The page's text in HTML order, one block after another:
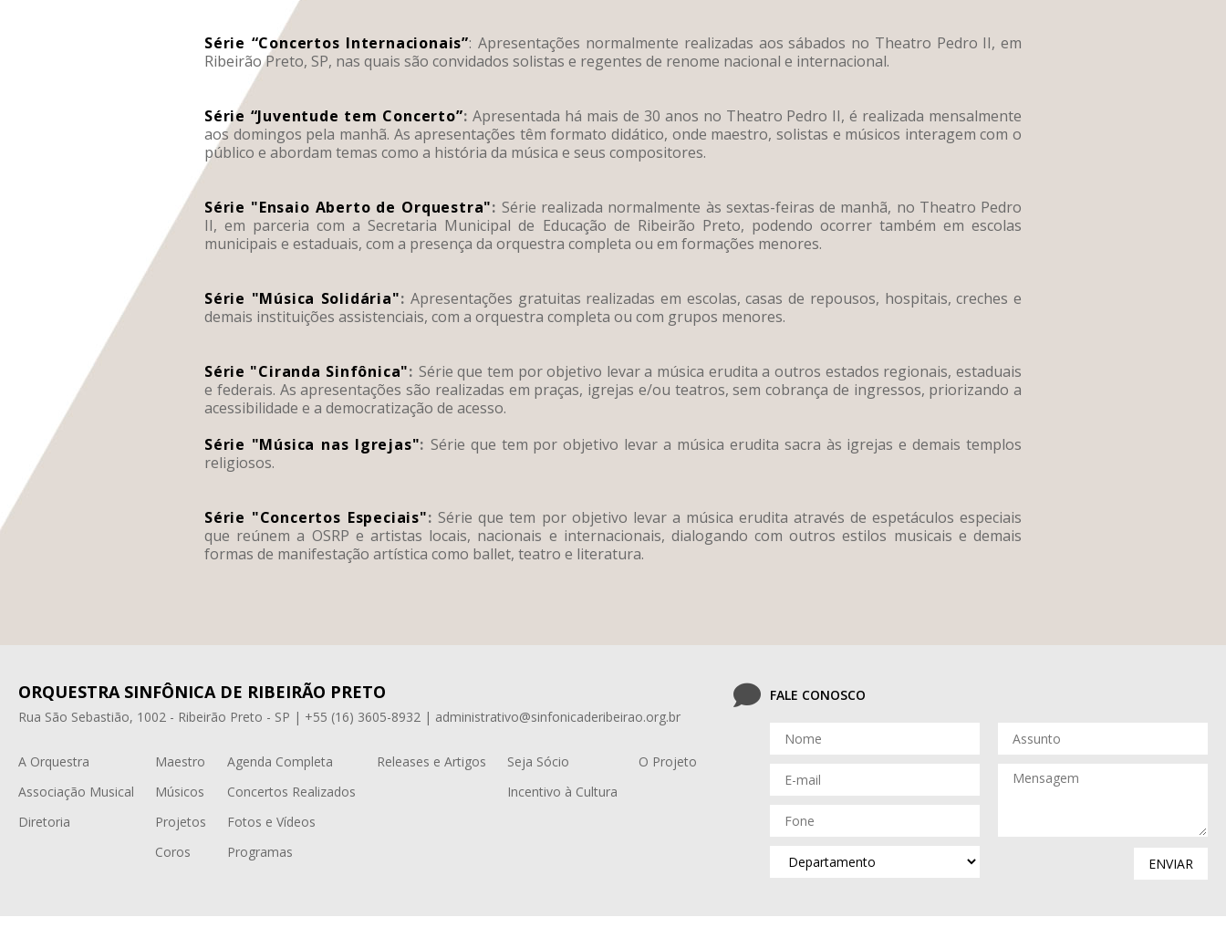
Série “Concertos Internacionais”:Apresentações normalmente realizadas aos sábados no Theatro Pedro II, em
Ribeirão Preto, SP, nas quais são convidados solistas e regentes de renome nacional e internacional.
Série “Juventude tem Concerto”: Apresentada há mais de 30 anos no Theatro Pedro II, é realizada mensalmente
aos domingos pela manhã. As apresentações têm formato didático, onde maestro, solistas e músicos interagem com o
público e abordam temas como a história da música e seus compositores.
Série "Ensaio Aberto de Orquestra": Série realizada normalmente às sextas-feiras de manhã, no Theatro Pedro
II, em parceria com a Secretaria Municipal de Educação de Ribeirão Preto, podendo ocorrer também em escolas
municipais e estaduais, com a presença da orquestra completa ou em formações menores.
Série "Música Solidária": Apresentações gratuitas realizadas em escolas, casas de repousos, hospitais, creches e
demais instituições assistenciais, com a orquestra completa ou com grupos menores.
Série "Ciranda Sinfônica": Série que tem por objetivo levar a música erudita a outros estados regionais, estaduais
e federais. As apresentações são realizadas em praças, igrejas e/ou teatros, sem cobrança de ingressos, priorizando a
acessibilidade e a democratização de acesso.
Série "Música nas Igrejas": Série que tem por objetivo levar a música erudita sacra às igrejas e demais templos
religiosos.
Série "Concertos Especiais":Série que tem por objetivo levar a música erudita através de espetáculos especiais
que reúnem a OSRP e artistas locais, nacionais e internacionais, dialogando com outros estilos musicais e demais
formas de manifestação artística como ballet, teatro e literatura.
ORQUESTRA SINFÔNICA DE RIBEIRÃO PRETO
Rua São Sebastião, 1002 - Ribeirão Preto - SP | +55 (16) 3605-8932 | administrativo@sinfonicaderibeirao.org.br
A Orquestra
Associação Musical
Diretoria
Maestro
Músicos
Projetos
Coros
Agenda Completa
Concertos Realizados
Fotos e Vídeos
Programas
Releases e Artigos
Seja Sócio
Incentivo à Cultura
O Projeto
FALE CONOSCO
ENVIAR